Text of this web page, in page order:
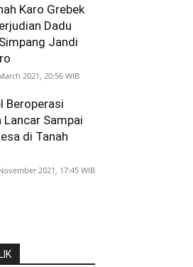
Karo Grebek
Dadu
Jandi
2021, 20:56 WIB
Beroperasi
Lancar Sampai
di Tanah
2021, 17:45 WIB